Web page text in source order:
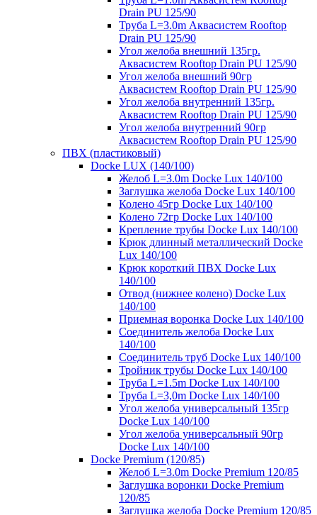
Drain PU 125/90
Труба L=3.0m Аквасистем Rooftop
Drain PU 125/90
Угол желоба внешний 135гр.
Аквасистем Rooftop Drain PU 125/90
Угол желоба внешний 90гр
Аквасистем Rooftop Drain PU 125/90
Угол желоба внутренний 135гр.
Аквасистем Rooftop Drain PU 125/90
Угол желоба внутренний 90гр
Аквасистем Rooftop Drain PU 125/90
ПВХ (пластиковый)
Docke LUX (140/100)
Желоб L=3.0m Docke Lux 140/100
Заглушка желоба Docke Lux 140/100
Колено 45гр Docke Lux 140/100
Колено 72гр Docke Lux 140/100
Крепление трубы Docke Lux 140/100
Крюк длинный металлический Docke
Lux 140/100
Крюк короткий ПВХ Docke Lux
140/100
Отвод (нижнее колено) Docke Lux
140/100
Приемная воронка Docke Lux 140/100
Соединитель желоба Docke Lux
140/100
Соединитель труб Docke Lux 140/100
Тройник трубы Docke Lux 140/100
Труба L=1.5m Docke Lux 140/100
Труба L=3,0m Docke Lux 140/100
Угол желоба универсальный 135гр
Docke Lux 140/100
Угол желоба универсальный 90гр
Docke Lux 140/100
Docke Premium (120/85)
Желоб L=3.0m Docke Premium 120/85
Заглушка воронки Docke Premium
120/85
Заглушка желоба Docke Premium 120/85